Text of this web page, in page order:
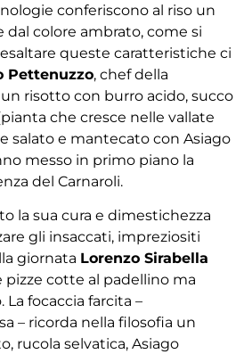
conferiscono al riso un
dal colore ambrato, come si
queste caratteristiche ci
Pettenuzzo, chef della
risotto con burro acido, succo
che cresce nelle vallate
salato e mantecato con Asiago
messo in primo piano la
del Carnaroli.
la sua cura e dimestichezza
gli insaccati, impreziositi
giornata Lorenzo Sirabella
pizze cotte al padellino ma
focaccia farcita –
– ricorda nella filosofia un
rucola selvatica, Asiago